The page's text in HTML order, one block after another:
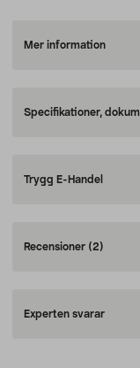
Mer information
Specifikationer,
Trygg E-Handel
Recensioner (2)
Experten svarar